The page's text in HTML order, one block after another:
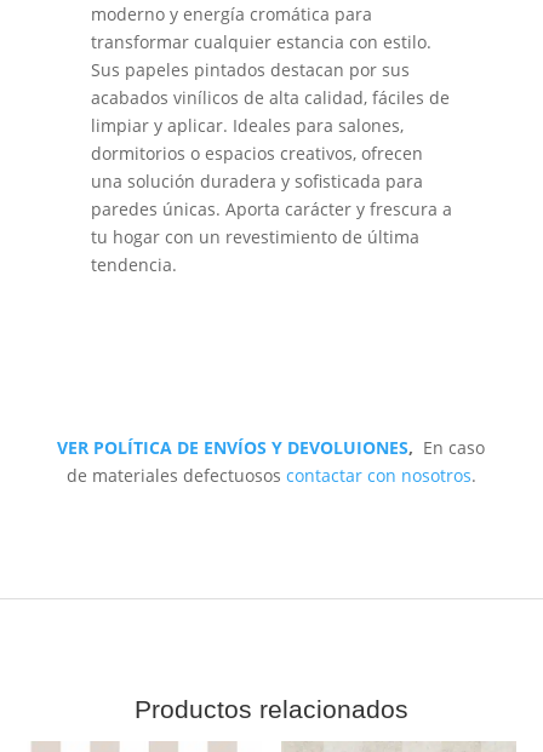
moderno y energía cromática para
transformar cualquier estancia con estilo.
Sus papeles pintados destacan por sus
acabados vinílicos de alta calidad, fáciles de
limpiar y aplicar. Ideales para salones,
dormitorios o espacios creativos, ofrecen
una solución duradera y sofisticada para
paredes únicas. Aporta carácter y frescura a
tu hogar con un revestimiento de última
tendencia.
VER POLÍTICA DE ENVÍOS Y DEVOLUIONES, En caso
de materiales defectuosos contactar con nosotros.
Productos relacionados